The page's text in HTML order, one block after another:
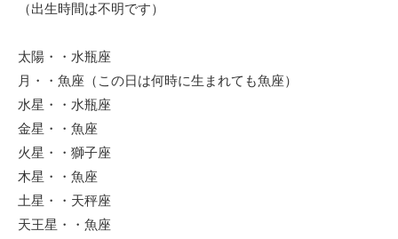
（出生時間は不明です）
太陽・・水瓶座
月・・魚座（この日は何時に生まれても魚座）
水星・・水瓶座
金星・・魚座
火星・・獅子座
木星・・魚座
土星・・天秤座
天王星・・魚座